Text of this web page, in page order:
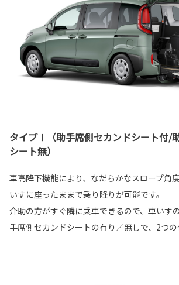
タイプⅠ（助手席側セカンドシート付/
シート無）
車高降下機能により、なだらかなスロープ角
いすに座ったままで乗り降りが可能です。
介助の方がすぐ隣に乗車できるので、車いす
手席側セカンドシートの有り／無しで、2つの